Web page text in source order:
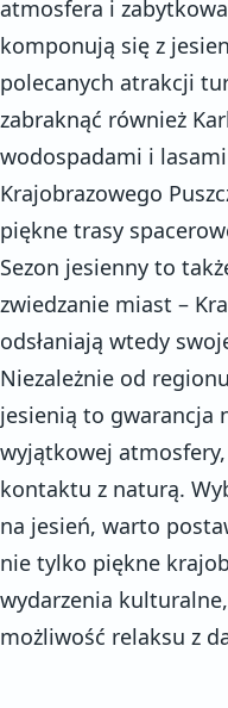
atmosfera i
komponują się z
polecanych atrakcji
zabraknąć również
wodospadami i
Krajobrazowego
piękne trasy
Sezon jesienny to
zwiedzanie miast –
odsłaniają wtedy
Niezależnie od
jesienią to gwarancja
wyjątkowej
kontaktu z naturą.
na jesień, warto
nie tylko piękne
wydarzenia
możliwość relaksu z